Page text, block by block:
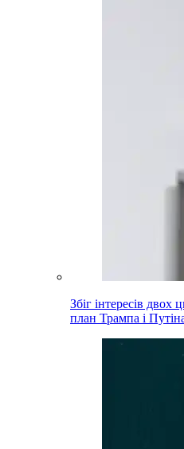
Збіг інтересів двох
план Трампа і